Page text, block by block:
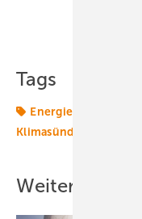
Tags
Energiemarkt
Klimasünder
Weitere Inhalte